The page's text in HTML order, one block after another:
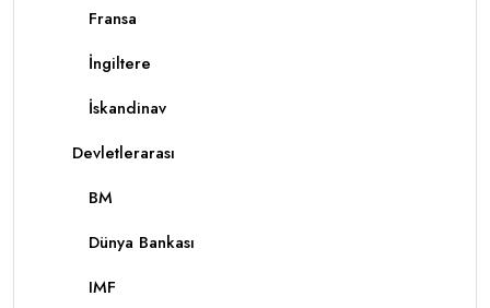
Fransa
İngiltere
İskandinav
Devletlerarası
BM
Dünya Bankası
IMF